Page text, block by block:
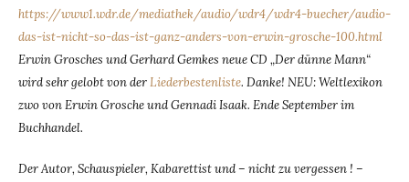
https://www1.wdr.de/mediathek/audio/wdr4/wdr4-buecher/audio-
das-ist-nicht-so-das-ist-ganz-anders-von-erwin-grosche-100.html
Erwin Grosches und Gerhard Gemkes neue CD „Der dünne Mann“
wird sehr gelobt von derLiederbestenliste. Danke! NEU: Weltlexikon
zwo von Erwin Grosche und Gennadi Isaak. Ende September im
Buchhandel.
Der Autor, Schauspieler, Kabarettist und – nicht zu vergessen ! –